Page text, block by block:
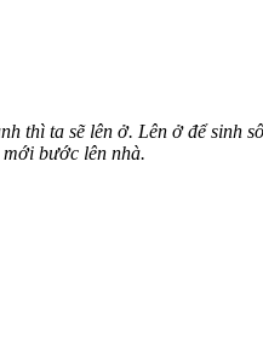
thì ta sẽ lên ở. Lên ở để sinh
bước lên nhà.